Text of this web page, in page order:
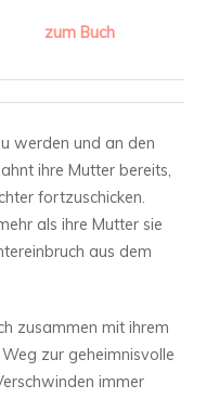
zum Buch
werden und an den
ihre Mutter bereits,
fortzuschicken.
als ihre Mutter sie
aus dem
zusammen mit ihrem
zur geheimnisvolle
immer